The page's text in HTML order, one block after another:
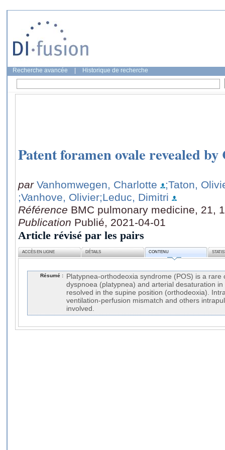
Recherche avancée Historique de recherche
Patent foramen ovale revealed
par Vanhomwegen, Charlotte
;Taton,
;Vanhove, Olivier;Leduc, Dimitri
Référence BMC pulmonary medicine, 21,
Publication Publié, 2021-04-01
Article révisé par les pairs
ACCÈS EN LIGNE DÉTAILS CONTENU
Résumé :
Platypnea-orthodeoxia syndrome (POS) is a rare
dyspnoea (platypnea) and arterial desaturation
resolved in the supine position (orthodeoxia).
ventilation-perfusion mismatch and others
involved.